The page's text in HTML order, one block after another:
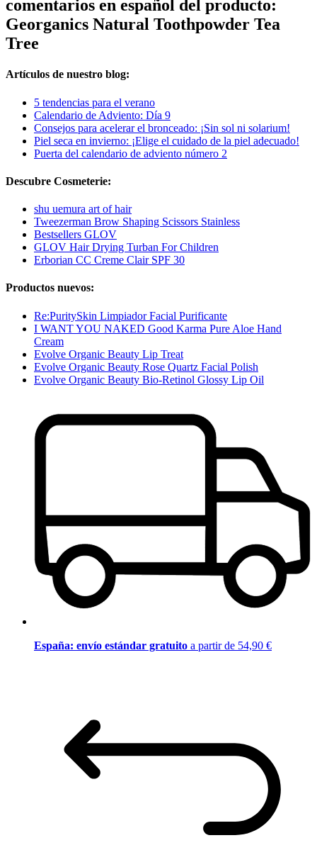
comentarios en español del producto:
Georganics Natural Toothpowder Tea
Tree
Artículos de nuestro blog:
5 tendencias para el verano
Calendario de Adviento: Día 9
Consejos para acelerar el bronceado: ¡Sin sol ni solarium!
Piel seca en invierno: ¡Elige el cuidado de la piel adecuado!
Puerta del calendario de adviento número 2
Descubre Cosmeterie:
shu uemura art of hair
Tweezerman Brow Shaping Scissors Stainless
Bestsellers GLOV
GLOV Hair Drying Turban For Children
Erborian CC Creme Clair SPF 30
Productos nuevos:
Re:PuritySkin Limpiador Facial Purificante
I WANT YOU NAKED Good Karma Pure Aloe Hand
Cream
Evolve Organic Beauty Lip Treat
Evolve Organic Beauty Rose Quartz Facial Polish
Evolve Organic Beauty Bio-Retinol Glossy Lip Oil
España: envío estándar gratuito a partir de 54,90 €